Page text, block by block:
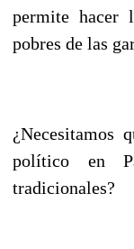
permite hacer
pobres de las
¿Necesitamos
político en
tradicionales?